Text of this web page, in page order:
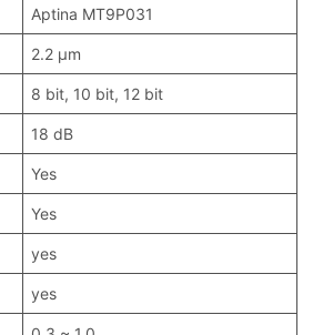
Aptina MT9P031
2.2 μm
8 bit, 10 bit, 12 bit
18 dB
Yes
Yes
yes
yes